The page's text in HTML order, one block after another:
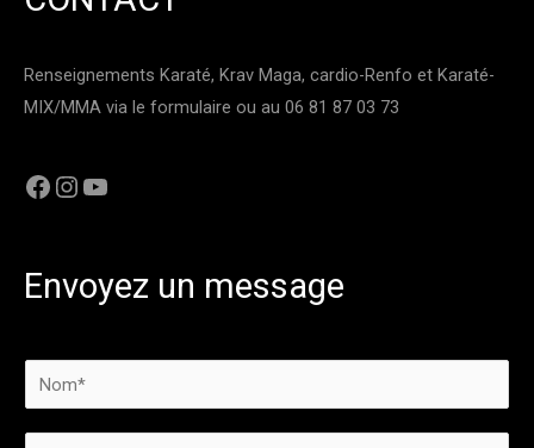
Renseignements Karaté, Krav Maga, cardio-Renfo et Karaté-
MIX/MMA via le formulaire ou au 06 81 87 03 73
Envoyez un message
o
m